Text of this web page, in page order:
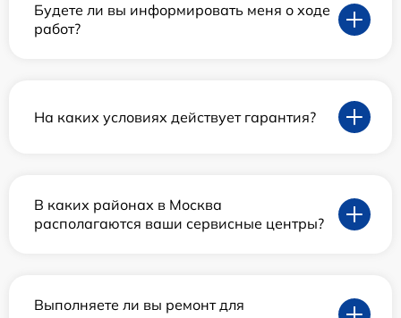
Будете ли вы информировать меня о ходе
работ?
На каких условиях действует гарантия?
В каких районах в Москва
располагаются ваши сервисные центры?
Выполняете ли вы ремонт для